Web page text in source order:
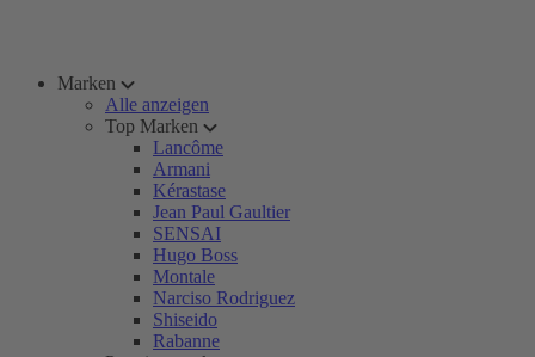
Marken
Alle anzeigen
Top Marken
Lancôme
Armani
Kérastase
Jean Paul Gaultier
SENSAI
Hugo Boss
Montale
Narciso Rodriguez
Shiseido
Rabanne